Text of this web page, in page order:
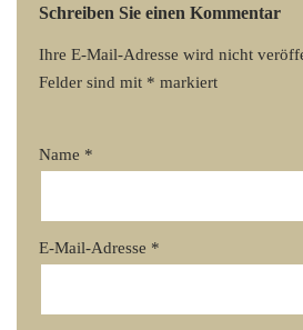
Schreiben Sie einen Kommentar
Ihre E-Mail-Adresse wird nicht
Felder sind mit * markiert
Name *
E-Mail-Adresse *